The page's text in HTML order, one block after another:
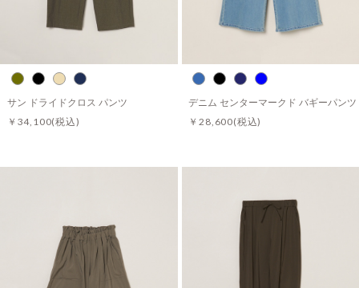
サン ドライドクロス パンツ
￥34,100(税込)
デニム センターマークド バギーパンツ
￥28,600(税込)